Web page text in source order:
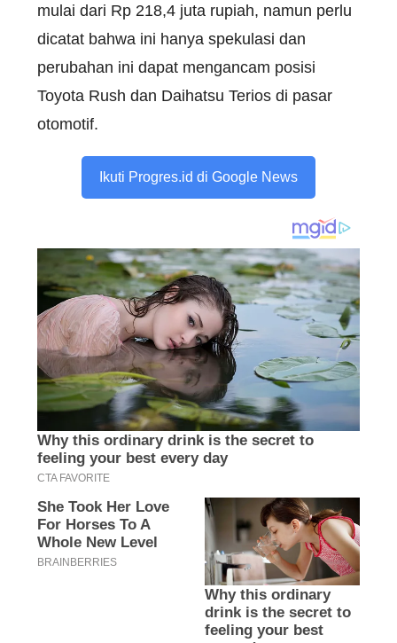
mulai dari Rp 218,4 juta rupiah, namun perlu
dicatat bahwa ini hanya spekulasi dan
perubahan ini dapat mengancam posisi
Toyota Rush dan Daihatsu Terios di pasar
otomotif.
Ikuti Progres.id di Google News